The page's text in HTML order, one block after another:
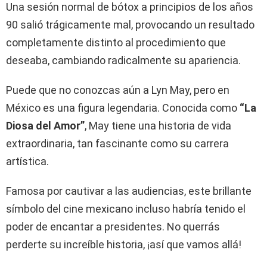
Una sesión normal de bótox a principios de los años
90 salió trágicamente mal, provocando un resultado
completamente distinto al procedimiento que
deseaba, cambiando radicalmente su apariencia.
Puede que no conozcas aún a Lyn May, pero en
México es una figura legendaria. Conocida como “La
Diosa del Amor”, May tiene una historia de vida
extraordinaria, tan fascinante como su carrera
artística.
Famosa por cautivar a las audiencias, este brillante
símbolo del cine mexicano incluso habría tenido el
poder de encantar a presidentes. No querrás
perderte su increíble historia, ¡así que vamos allá!